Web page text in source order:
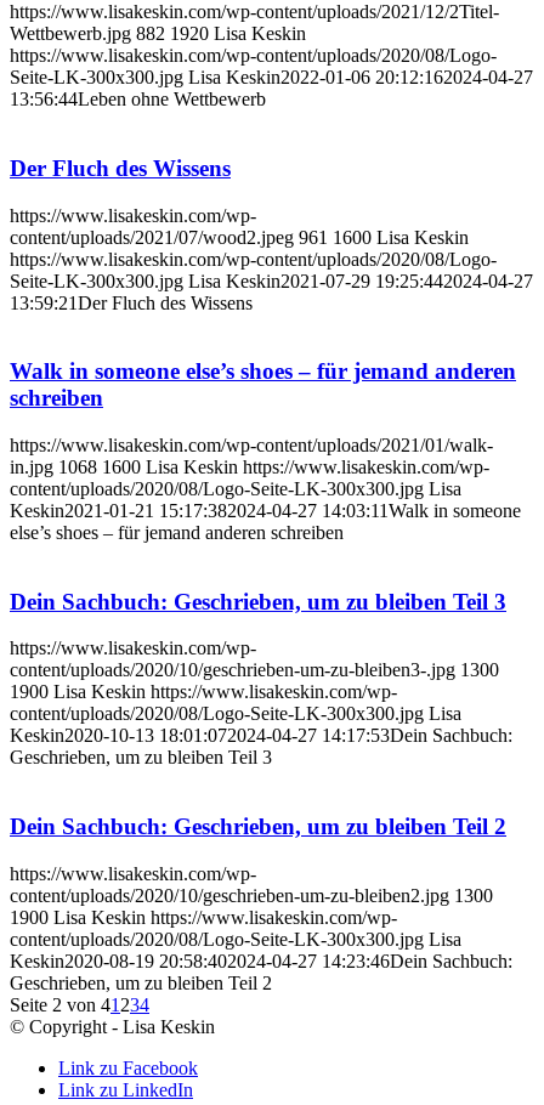
https://www.lisakeskin.com/wp-content/uploads/2021/12/2Titel-
Wettbewerb.jpg 882 1920 Lisa Keskin
https://www.lisakeskin.com/wp-content/uploads/2020/08/Logo-
Seite-LK-300x300.jpg Lisa Keskin2022-01-06 20:12:162024-04-27
13:56:44Leben ohne Wettbewerb
Der Fluch des Wissens
https://www.lisakeskin.com/wp-
content/uploads/2021/07/wood2.jpeg 961 1600 Lisa Keskin
https://www.lisakeskin.com/wp-content/uploads/2020/08/Logo-
Seite-LK-300x300.jpg Lisa Keskin2021-07-29 19:25:442024-04-27
13:59:21Der Fluch des Wissens
Walk in someone else’s shoes – für jemand anderen
schreiben
https://www.lisakeskin.com/wp-content/uploads/2021/01/walk-
in.jpg 1068 1600 Lisa Keskin https://www.lisakeskin.com/wp-
content/uploads/2020/08/Logo-Seite-LK-300x300.jpg Lisa
Keskin2021-01-21 15:17:382024-04-27 14:03:11Walk in someone
else’s shoes – für jemand anderen schreiben
Dein Sachbuch: Geschrieben, um zu bleiben Teil 3
https://www.lisakeskin.com/wp-
content/uploads/2020/10/geschrieben-um-zu-bleiben3-.jpg 1300
1900 Lisa Keskin https://www.lisakeskin.com/wp-
content/uploads/2020/08/Logo-Seite-LK-300x300.jpg Lisa
Keskin2020-10-13 18:01:072024-04-27 14:17:53Dein Sachbuch:
Geschrieben, um zu bleiben Teil 3
Dein Sachbuch: Geschrieben, um zu bleiben Teil 2
https://www.lisakeskin.com/wp-
content/uploads/2020/10/geschrieben-um-zu-bleiben2.jpg 1300
1900 Lisa Keskin https://www.lisakeskin.com/wp-
content/uploads/2020/08/Logo-Seite-LK-300x300.jpg Lisa
Keskin2020-08-19 20:58:402024-04-27 14:23:46Dein Sachbuch:
Geschrieben, um zu bleiben Teil 2
Seite 2 von 41 234
© Copyright - Lisa Keskin
Link zu Facebook
Link zu LinkedIn